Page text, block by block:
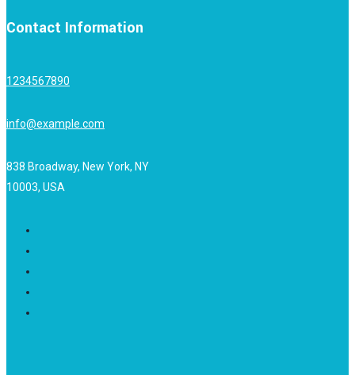
Contact Information
1234567890
info@example.com
838 Broadway, New York, NY
10003, USA